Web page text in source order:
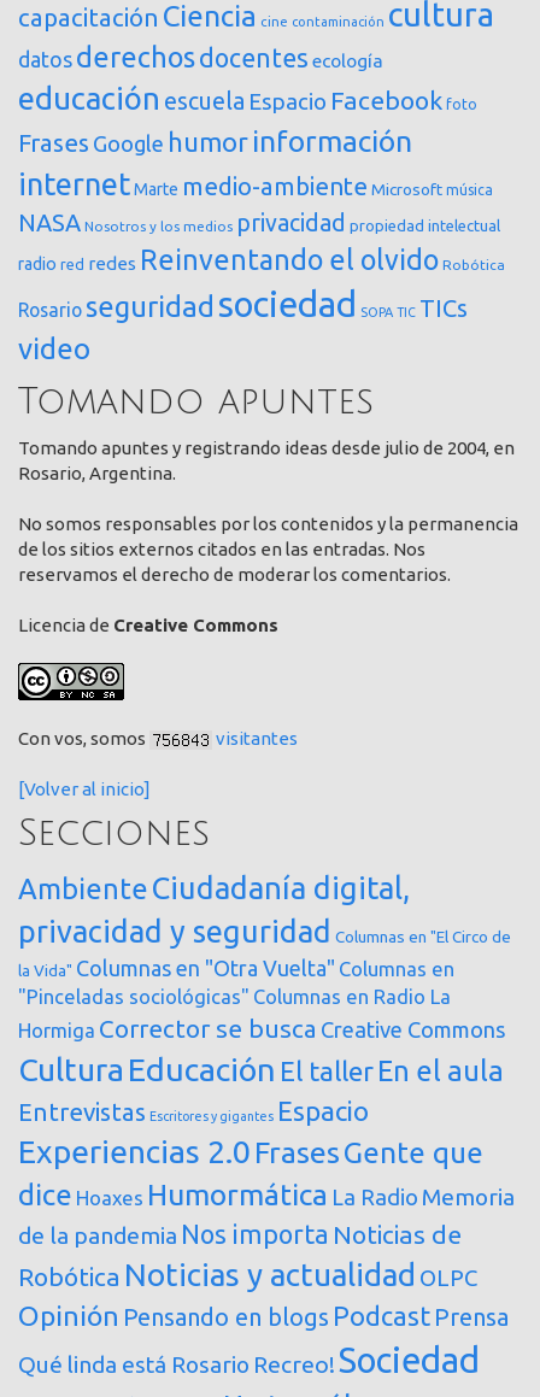
capacitación Ciencia cine contaminación cultura
datos derechosdocentes ecología
educación escuela Espacio Facebook foto
Frases Google humor información
internetMarte medio-ambiente Microsoft música
NASA Nosotros y los medios privacidad propiedad intelectual
radio red redes Reinventando el olvido Robótica
Rosario seguridad sociedad SOPA TIC TICs
video
Tomando apuntes
Tomando apuntes y registrando ideas desde julio de 2004, en
Rosario, Argentina.
No somos responsables por los contenidos y la permanencia
de los sitios externos citados en las entradas. Nos
reservamos el derecho de moderar los comentarios.
Licencia de Creative Commons
Con vos, somos visitantes
[Volver al inicio]
Secciones
AmbienteCiudadanía digital,
privacidad y seguridad Columnas en "El Circo de
la Vida" Columnas en "Otra Vuelta" Columnas en
"Pinceladas sociológicas" Columnas en Radio La
Hormiga Corrector se busca Creative Commons
Cultura Educación El taller En el aula
Entrevistas Escritores y gigantes Espacio
Experiencias 2.0 FrasesGente que
dice Hoaxes Humormática La Radio Memoria
de la pandemia Nos importa Noticias de
Robótica Noticias y actualidad OLPC
Opinión Pensando en blogs Podcast Prensa
Qué linda está Rosario Recreo!Sociedad